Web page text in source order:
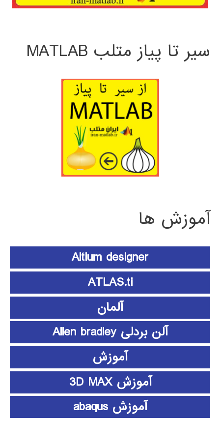
سیر تا پیاز متلب MATLAB
آموزش ها
Altium designer
ATLAS.ti
آلمان
آلن بردلی Allen bradley
آموزش
آموزش 3D MAX
آموزش abaqus